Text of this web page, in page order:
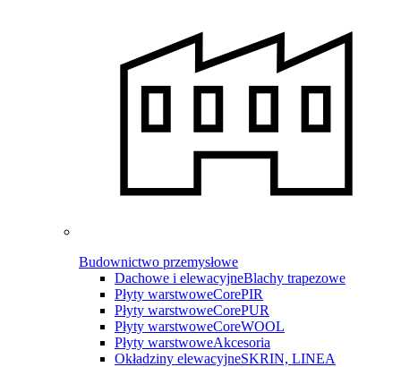
Budownictwo przemysłowe
Dachowe i elewacyjneBlachy trapezowe
Płyty warstwoweCorePIR
Płyty warstwoweCorePUR
Płyty warstwoweCoreWOOL
Płyty warstwoweAkcesoria
Okładziny elewacyjneSKRIN, LINEA